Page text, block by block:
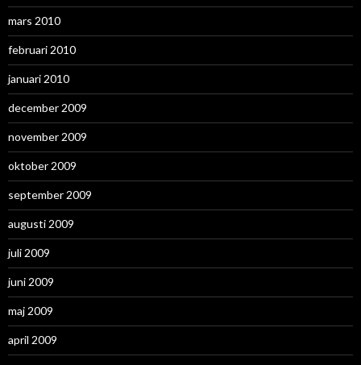
mars 2010
februari 2010
januari 2010
december 2009
november 2009
oktober 2009
september 2009
augusti 2009
juli 2009
juni 2009
maj 2009
april 2009